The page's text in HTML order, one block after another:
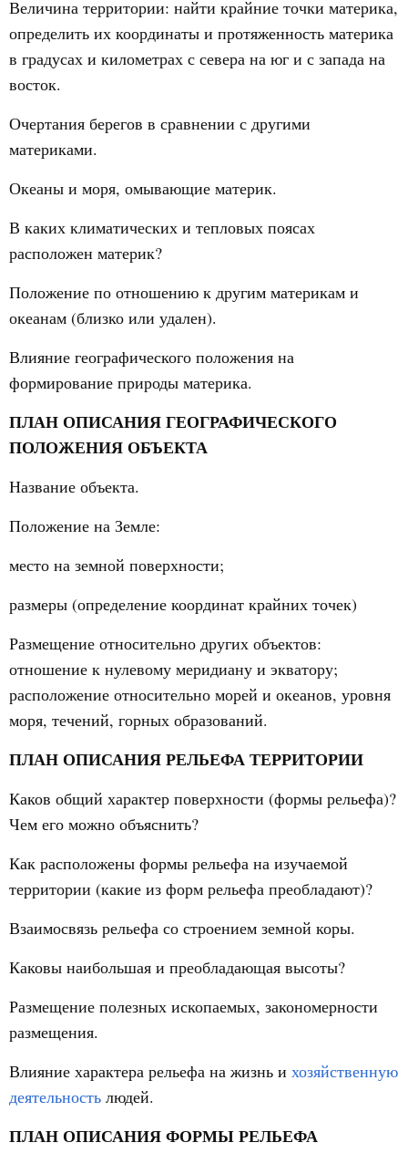
Величина территории: найти крайние точки материка,
определить их координаты и протяженность материка
в градусах и километрах с севера на юг и с запада на
восток.
Очертания берегов в сравнении с другими
материками.
Океаны и моря, омывающие материк.
В каких климатических и тепловых поясах
расположен материк?
Положение по отношению к другим материкам и
океанам (близко или удален).
Влияние географического положения на
формирование природы материка.
ПЛАН ОПИСАНИЯ ГЕОГРАФИЧЕСКОГО
ПОЛОЖЕНИЯ ОБЪЕКТА
Название объекта.
Положение на Земле:
место на земной поверхности;
размеры (определение координат крайних точек)
Размещение относительно других объектов:
отношение к нулевому меридиану и экватору;
расположение относительно морей и океанов, уровня
моря, течений, горных образований.
ПЛАН ОПИСАНИЯ РЕЛЬЕФА ТЕРРИТОРИИ
Каков общий характер поверхности (формы рельефа)?
Чем его можно объяснить?
Как расположены формы рельефа на изучаемой
территории (какие из форм рельефа преобладают)?
Взаимосвязь рельефа со строением земной коры.
Каковы наибольшая и преобладающая высоты?
Размещение полезных ископаемых, закономерности
размещения.
Влияние характера рельефа на жизнь и хозяйственную
деятельность людей.
ПЛАН ОПИСАНИЯ ФОРМЫ РЕЛЬЕФА